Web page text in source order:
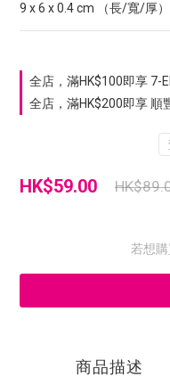
9 x 6 x 0.4 cm （長/寬/厚）
全店，滿HK$100即享 7-
全店，滿HK$200即享 順
HK$59.00
若想購
商品描述